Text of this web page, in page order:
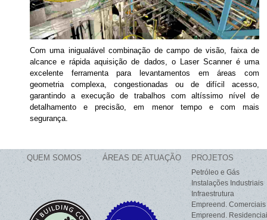
Com uma inigualável combinação de campo de visão, faixa de
alcance e rápida aquisição de dados, o Laser Scanner é uma
excelente ferramenta para levantamentos em áreas com
geometria complexa, congestionadas ou de difícil acesso,
garantindo a execução de trabalhos com altíssimo nível de
detalhamento e precisão, em menor tempo e com mais
segurança.
QUEM SOMOS ÁREAS DE ATUAÇÃO PROJETOS
Petróleo e Gás
Instalações Industriais
Infraestrutura
Empreend. Comerciais
Empreend.